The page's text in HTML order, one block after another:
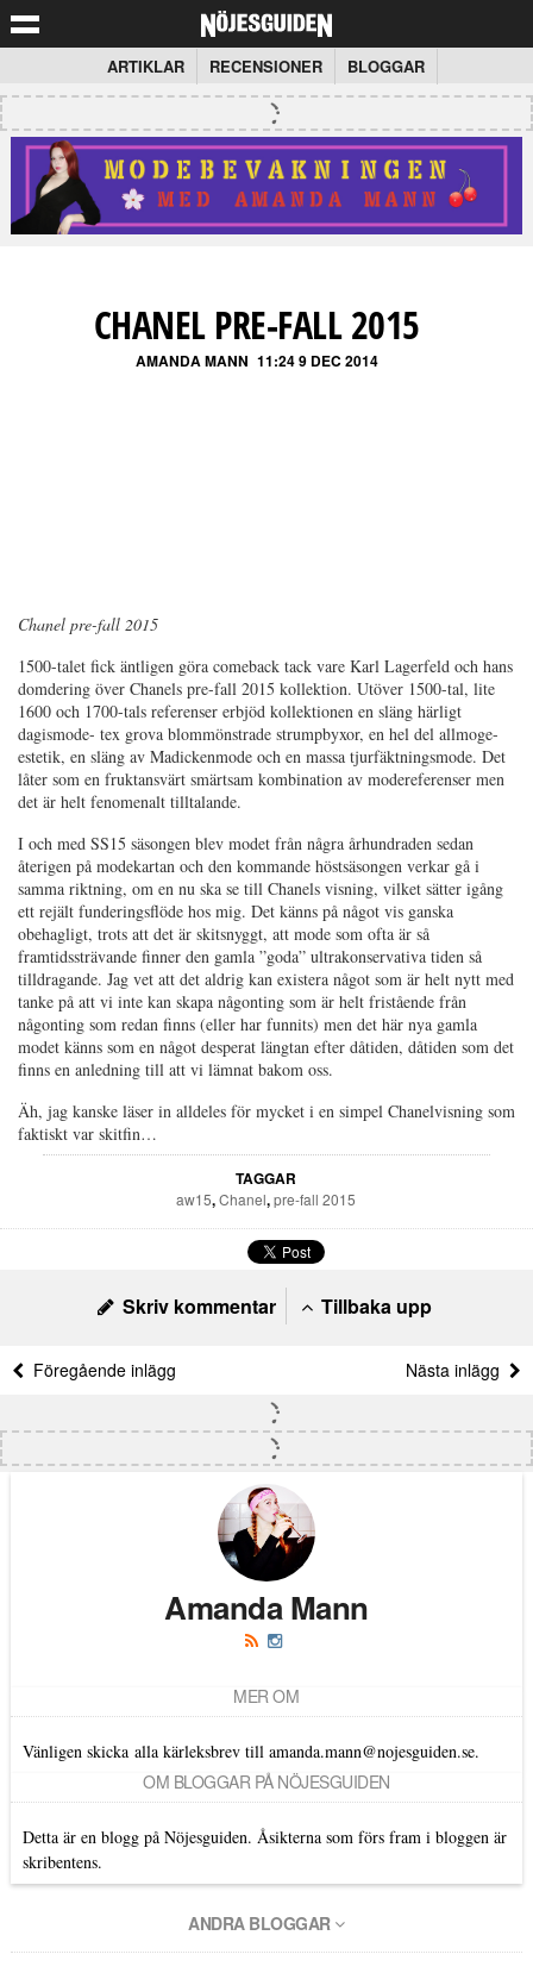
ARTIKLAR RECENSIONER BLOGGAR
CHANEL PRE-FALL 2015
AMANDA MANN 11:24 9 DEC 2014
Chanel pre-fall 2015
1500-talet fick äntligen göra comeback tack vare Karl Lagerfeld och hans
domdering över Chanels pre-fall 2015 kollektion. Utöver 1500-tal, lite
1600 och 1700-tals referenser erbjöd kollektionen en släng härligt
dagismode- tex grova blommönstrade strumpbyxor, en hel del allmoge-
estetik, en släng av Madickenmode och en massa tjurfäktningsmode. Det
låter som en fruktansvärt smärtsam kombination av modereferenser men
det är helt fenomenalt tilltalande.
I och med SS15 säsongen blev modet från några århundraden sedan
återigen på modekartan och den kommande höstsäsongen verkar gå i
samma riktning, om en nu ska se till Chanels visning, vilket sätter igång
ett rejält funderingsflöde hos mig. Det känns på något vis ganska
obehagligt, trots att det är skitsnyggt, att mode som ofta är så
framtidssträvande finner den gamla ”goda” ultrakonservativa tiden så
tilldragande. Jag vet att det aldrig kan existera något som är helt nytt med
tanke på att vi inte kan skapa någonting som är helt fristående från
någonting som redan finns (eller har funnits) men det här nya gamla
modet känns som en något desperat längtan efter dåtiden, dåtiden som det
finns en anledning till att vi lämnat bakom oss.
Äh, jag kanske läser in alldeles för mycket i en simpel Chanelvisning som
faktiskt var skitfin…
TAGGAR
aw15,Chanel,pre-fall 2015
Skriv kommentar Tillbaka upp
Föregående inlägg Nästa inlägg
Amanda Mann
MER OM
Vänligen skicka alla kärleksbrev till amanda.mann@nojesguiden.se.
OM BLOGGAR PÅ NÖJESGUIDEN
Detta är en blogg på Nöjesguiden. Åsikterna som förs fram i bloggen är
skribentens.
ANDRA BLOGGAR